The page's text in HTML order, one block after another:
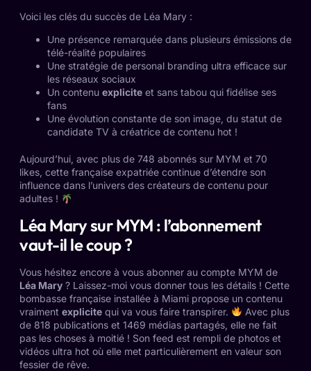
Voici les clés du succès de Léa Mary :
Une présence remarquée dans plusieurs émissions de
télé-réalité populaires
Une stratégie de personal branding ultra efficace sur
les réseaux sociaux
Un contenu explicite et sans tabou qui fidélise ses
fans
Une évolution constante de son image, du statut de
candidate TV à créatrice de contenu hot !
Aujourd’hui, avec plus de 748 abonnés sur MYM et 70
likes, cette française expatriée continue d’étendre son
influence dans l’univers des créateurs de contenu pour
adultes !
Léa Mary sur MYM : l’abonnement
vaut-il le coup ?
Vous hésitez encore à vous abonner au compte MYM de
Léa Mary ? Laissez-moi vous donner tous les détails ! Cette
bombasse française installée à Miami propose un contenu
vraiment explicite qui va vous faire transpirer.
Avec plus
de 818 publications et 1469 médias partagés, elle ne fait
pas les choses à moitié ! Son feed est rempli de photos et
vidéos ultra hot où elle met particulièrement en valeur son
fessier de rêve.